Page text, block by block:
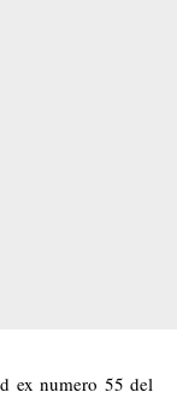
ex numero 55 del